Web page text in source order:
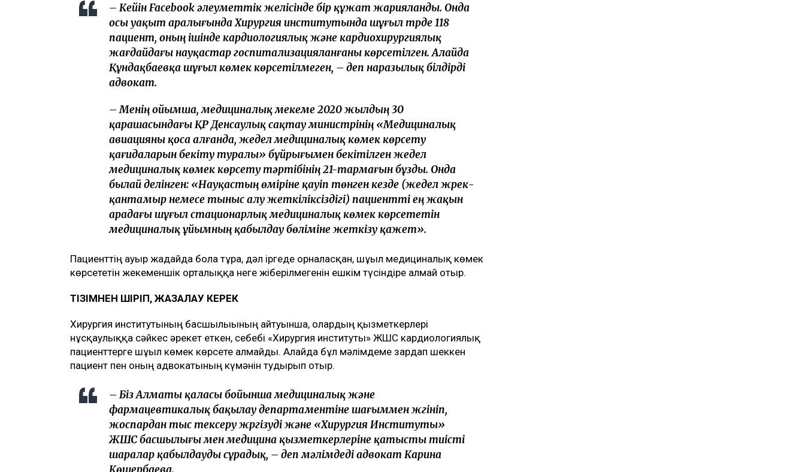
– Кейін Facebook әлеуметтік желісінде бір құжат жарияланды. Онда
осы уақыт аралығында Хирургия институтында шұғыл түрде 118
пациент, оның ішінде кардиологиялық және кардиохирургиялық
жағдайдағы науқастар госпитализацияланғаны көрсетілген. Алайда
Құндақбаевқа шұғыл көмек көрсетілмеген, – деп наразылық білдірді
адвокат.
– Менің ойымша, медициналық мекеме 2020 жылдың 30
қарашасындағы ҚР Денсаулық сақтау министрінің «Медициналық
авиацияны қоса алғанда, жедел медициналық көмек көрсету
қағидаларын бекіту туралы» бұйрығымен бекітілген жедел
медициналық көмек көрсету тәртібінің 21-тармағын бұзды. Онда
былай делінген: «Науқастың өміріне қауіп төнген кезде (жедел жүрек-
қантамыр немесе тыныс алу жеткіліксіздігі) пациентті ең жақын
арадағы шұғыл стационарлық медициналық көмек көрсететін
медициналық ұйымның қабылдау бөліміне жеткізу қажет».
Пациенттің ауыр жағдайда бола тұра, дәл іргеде орналасқан, шұғыл медициналық көмек
көрсететін жекеменшік орталыққа неге жіберілмегенін ешкім түсіндіре алмай отыр.
ТІЗІМНЕН ӨШІРІП, ЖАЗАЛАУ КЕРЕК
Хирургия институтының басшылығының айтуынша, олардың қызметкерлері
нұсқаулыққа сәйкес әрекет еткен, себебі «Хирургия институты» ЖШС кардиологиялық
пациенттерге шұғыл көмек көрсете алмайды. Алайда бұл мәлімдеме зардап шеккен
пациент пен оның адвокатының күмәнін тудырып отыр.
– Біз Алматы қаласы бойынша медициналық және
фармацевтикалық бақылау департаментіне шағыммен жүгініп,
жоспардан тыс тексеру жүргізуді және «Хирургия Институты»
ЖШС басшылығы мен медицина қызметкерлеріне қатысты тиісті
шаралар қабылдауды сұрадық, – деп мәлімдеді адвокат Карина